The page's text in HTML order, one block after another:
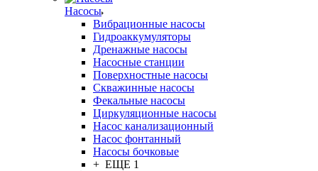
Насосы
Вибрационные насосы
Гидроаккумуляторы
Дренажные насосы
Насосные станции
Поверхностные насосы
Скважинные насосы
Фекальные насосы
Циркуляционные насосы
Насос канализационный
Насос фонтанный
Насосы бочковые
+ ЕЩЕ 1